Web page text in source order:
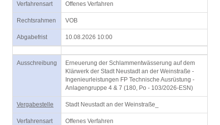
Verfahrensart Offenes Verfahren
Rechtsrahmen VOB
Abgabefrist 10.08.2026 10:00
Ausschreibung
Erneuerung der Schlammentwässerung auf dem
Klärwerk der Stadt Neustadt an der Weinstraße -
Ingenieurleistungen FP Technische Ausrüstung -
Anlagengruppe 4 & 7 (180, Po - 103/2026-ESN)
Vergabestelle Stadt Neustadt an der Weinstraße_
Verfahrensart Offenes Verfahren